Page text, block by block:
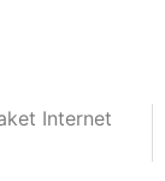
Internet